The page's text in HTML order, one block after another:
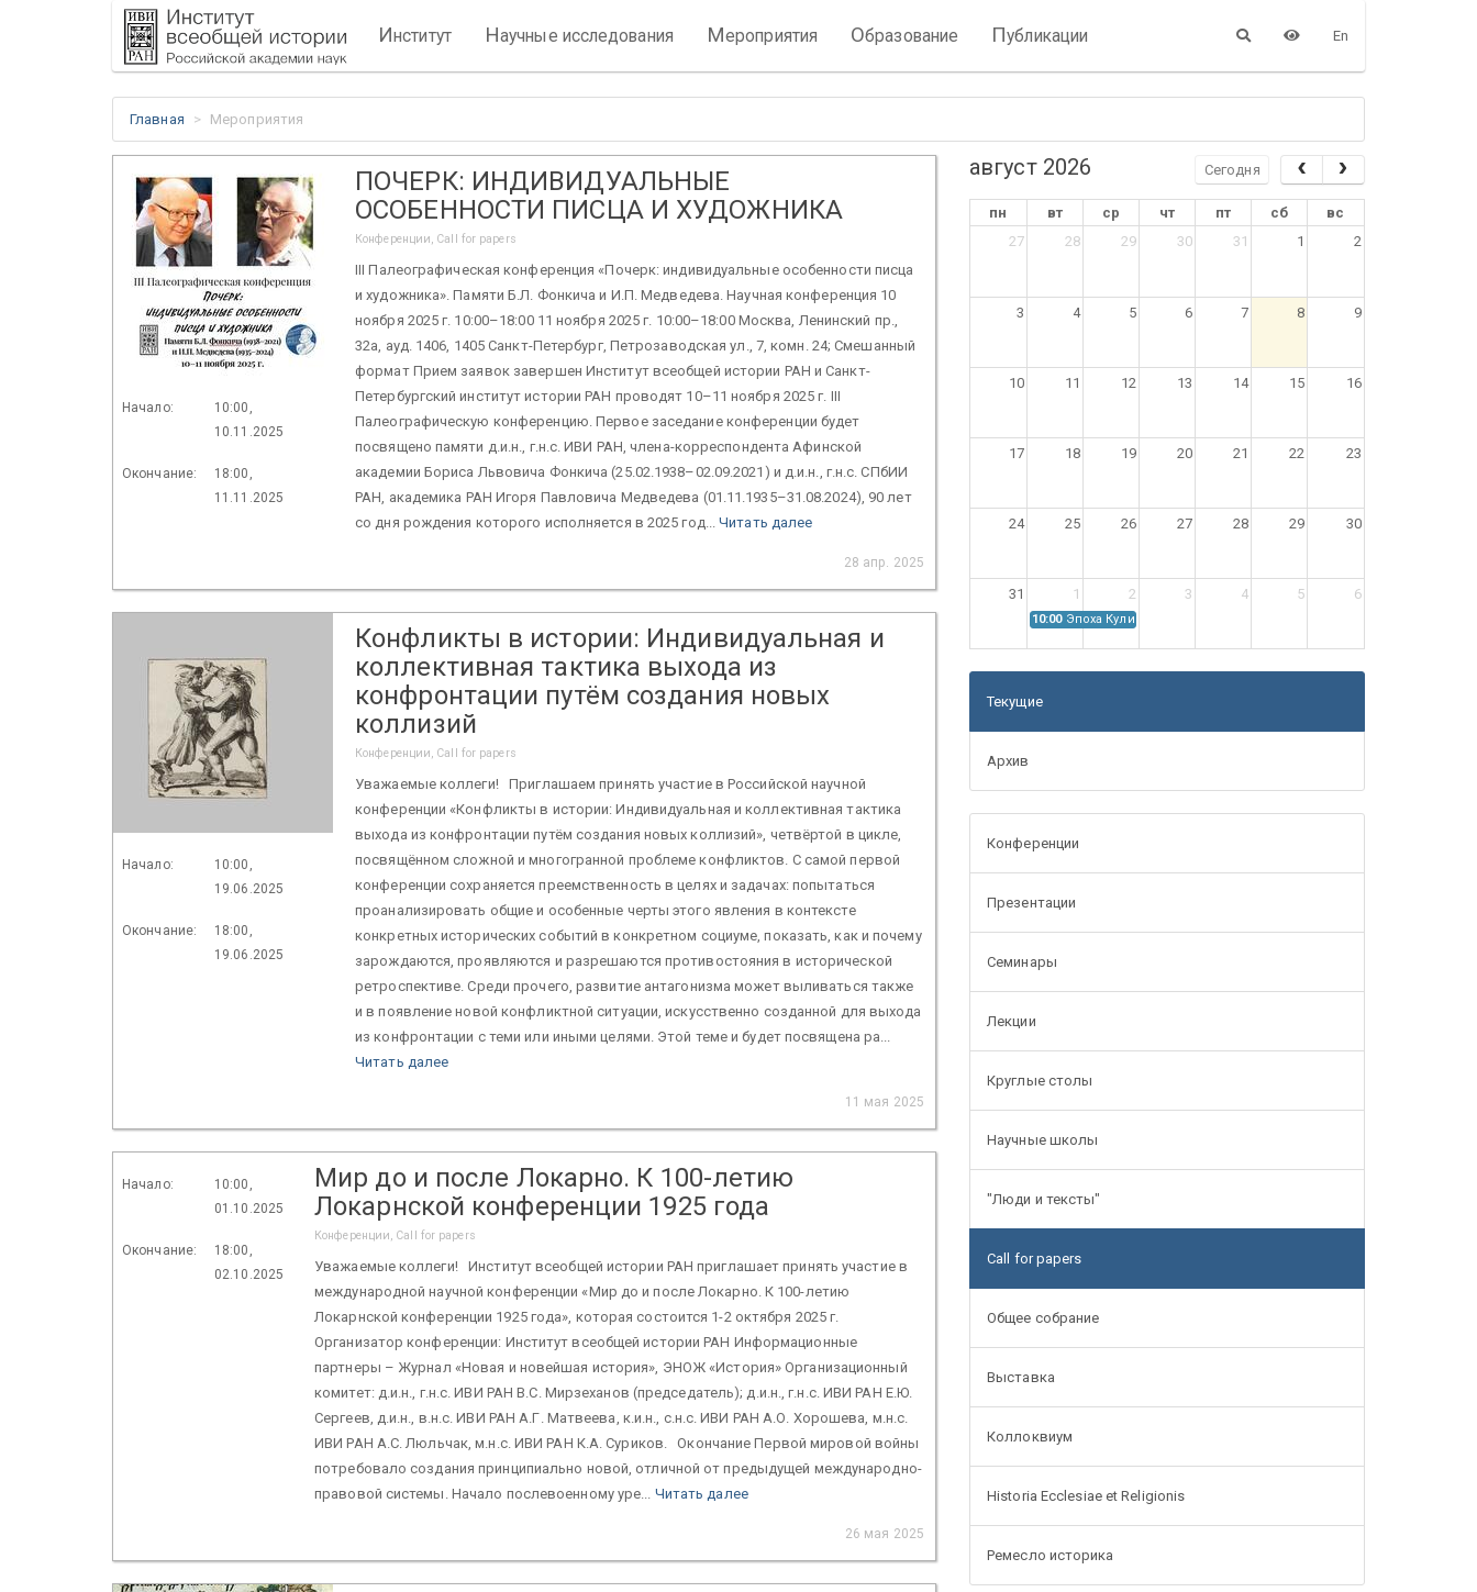
Институт Научные исследования Мероприятия Образование Публикации En
Главная Мероприятия
Начало:
10:00,
10.11.2025
Окончание:
18:00,
11.11.2025
ПОЧЕРК: ИНДИВИДУАЛЬНЫЕ
ОСОБЕННОСТИ ПИСЦА И ХУДОЖНИКА
Конференции, Call for papers
III Палеографическая конференция «Почерк: индивидуальные особенности писца
и художника». Памяти Б.Л. Фонкича и И.П. Медведева. Научная конференция 10
ноября 2025 г. 10:00–18:00 11 ноября 2025 г. 10:00–18:00 Москва, Ленинский пр.,
32а, ауд. 1406, 1405 Санкт-Петербург, Петрозаводская ул., 7, комн. 24; Смешанный
формат Прием заявок завершен Институт всеобщей истории РАН и Санкт-
Петербургский институт истории РАН проводят 10–11 ноября 2025 г. III
Палеографическую конференцию. Первое заседание конференции будет
посвящено памяти д.и.н., г.н.с. ИВИ РАН, члена-корреспондента Афинской
академии Бориса Львовича Фонкича (25.02.1938–02.09.2021) и д.и.н., г.н.с. СПбИИ
РАН, академика РАН Игоря Павловича Медведева (01.11.1935–31.08.2024), 90 лет
со дня рождения которого исполняется в 2025 год...Читать далее
28 апр. 2025
Начало:
10:00,
19.06.2025
Окончание:
18:00,
19.06.2025
Конфликты в истории: Индивидуальная и
коллективная тактика выхода из
конфронтации путём создания новых
коллизий
Конференции, Call for papers
Уважаемые коллеги! Приглашаем принять участие в Российской научной
конференции «Конфликты в истории: Индивидуальная и коллективная тактика
выхода из конфронтации путём создания новых коллизий», четвёртой в цикле,
посвящённом сложной и многогранной проблеме конфликтов. С самой первой
конференции сохраняется преемственность в целях и задачах: попытаться
проанализировать общие и особенные черты этого явления в контексте
конкретных исторических событий в конкретном социуме, показать, как и почему
зарождаются, проявляются и разрешаются противостояния в исторической
ретроспективе. Среди прочего, развитие антагонизма может выливаться также
и в появление новой конфликтной ситуации, искусственно созданной для выхода
из конфронтации с теми или иными целями. Этой теме и будет посвящена ра...
Читать далее
11 мая 2025
Начало:
10:00,
01.10.2025
Окончание:
18:00,
02.10.2025
Мир до и после Локарно. К 100-летию
Локарнской конференции 1925 года
Конференции, Call for papers
Уважаемые коллеги! Институт всеобщей истории РАН приглашает принять участие в
международной научной конференции «Мир до и после Локарно. К 100-летию
Локарнской конференции 1925 года», которая состоится 1-2 октября 2025 г.
Организатор конференции: Институт всеобщей истории РАН Информационные
партнеры – Журнал «Новая и новейшая история», ЭНОЖ «История» Организационный
комитет: д.и.н., г.н.с. ИВИ РАН В.С. Мирзеханов (председатель); д.и.н., г.н.с. ИВИ РАН Е.Ю.
Сергеев, д.и.н., в.н.с. ИВИ РАН А.Г. Матвеева, к.и.н., с.н.с. ИВИ РАН А.О. Хорошева, м.н.с.
ИВИ РАН А.С. Люльчак, м.н.с. ИВИ РАН К.А. Суриков. Окончание Первой мировой войны
потребовало создания принципиально новой, отличной от предыдущей международно-
правовой системы. Начало послевоенному уре... Читать далее
26 мая 2025
август 2026 Сегодня
пн вт ср чт пт сб
вс
27
28 29 30 31 1 2
3 4 5 6 7 8 9
10 11 12 13 14 15 16
17 18 19 20 21 22 23
24 25 26 27 28 29 30
31 1 2 3 4 5 6
10:00 Эпоха Куликовской битвы: Проблемы источниковедения
Текущие
Архив
Конференции
Презентации
Семинары
Лекции
Круглые столы
Научные школы
"Люди и тексты"
Call for papers
Общее собрание
Выставка
Коллоквиум
Historia Ecclesiae et Religionis
Ремесло историка